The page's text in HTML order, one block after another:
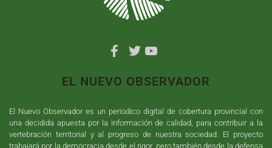
EL NUEVO OBSERVADOR
El Nuevo Observador es un periodico digital de cobertura provincial con
una decidida apuesta por la información de calidad, para contribuir a la
vertebración territorial y al progreso de nuestra sociedad. El proyecto
trabajará por la democracia desde el rigor, pero también desde la defensa